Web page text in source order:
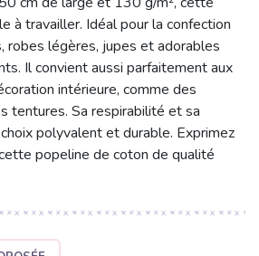
à travailler. Idéal pour la confection
robes légères, jupes et adorables
Il convient aussi parfaitement aux
intérieure, comme des
tentures. Sa respirabilité et sa
polyvalent et durable. Exprimez
popeline de coton de qualité